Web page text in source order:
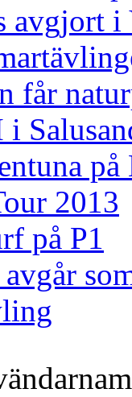
avgjort i
får
på
2013
på P1